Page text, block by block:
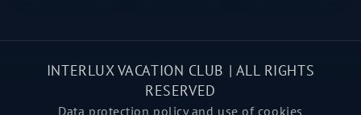
INTERLUX VACATION CLUB | ALL RIGHTS
RESERVED
Data protection policy and use of cookies